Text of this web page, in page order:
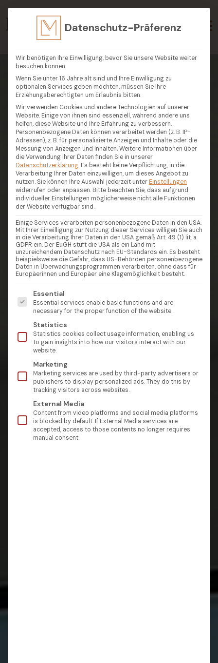
Datenschutz-Präferenz
Wir benötigen Ihre Einwilligung, bevor Sie unsere Website weiter
besuchen können.
Wenn Sie unter 16 Jahre alt sind und Ihre Einwilligung zu
optionalen Services geben möchten, müssen Sie Ihre
Erziehungsberechtigten um Erlaubnis bitten.
Wir verwenden Cookies und andere Technologien auf unserer
Website. Einige von ihnen sind essenziell, während andere uns
helfen, diese Website und Ihre Erfahrung zu verbessern.
Personenbezogene Daten können verarbeitet werden (z. B. IP-
Adressen), z. B. für personalisierte Anzeigen und Inhalte oder die
Messung von Anzeigen und Inhalten.Weitere Informationen über
die Verwendung Ihrer Daten finden Sie in unserer
Datenschutzerklärung. Es besteht keine Verpflichtung, in die
Verarbeitung Ihrer Daten einzuwilligen, um dieses Angebot zu
nutzen. Sie können Ihre Auswahl jederzeit unter Einstellungen
widerrufen oder anpassen. Bitte beachten Sie, dass aufgrund
individueller Einstellungen möglicherweise nicht alle Funktionen
der Website verfügbar sind.
Einige Services verarbeiten personenbezogene Daten in den USA.
Mit Ihrer Einwilligung zur Nutzung dieser Services willigen Sie auch
in die Verarbeitung Ihrer Daten in den USA gemäß Art. 49 (1) lit. a
GDPR ein. Der EuGH stuft die USA als ein Land mit
unzureichendem Datenschutz nach EU-Standards ein. Es besteht
beispielsweise die Gefahr, dass US-Behörden personenbezogene
Daten in Überwachungsprogrammen verarbeiten, ohne dass für
Europäerinnen und Europäer eine Klagemöglichkeit besteht.
Es folgt eine Liste der Service-Gruppen, für die eine
Essential
Essential services enable basic functions and are
necessary for the proper function of the website.
Statistics
Statistics cookies collect usage information, enabling us
to gain insights into how our visitors interact with our
website.
Marketing
Marketing services are used by third-party advertisers or
publishers to display personalized ads. They do this by
tracking visitors across websites.
External Media
Content from video platforms and social media platforms
is blocked by default. If External Media services are
accepted, access to those contents no longer requires
manual consent.